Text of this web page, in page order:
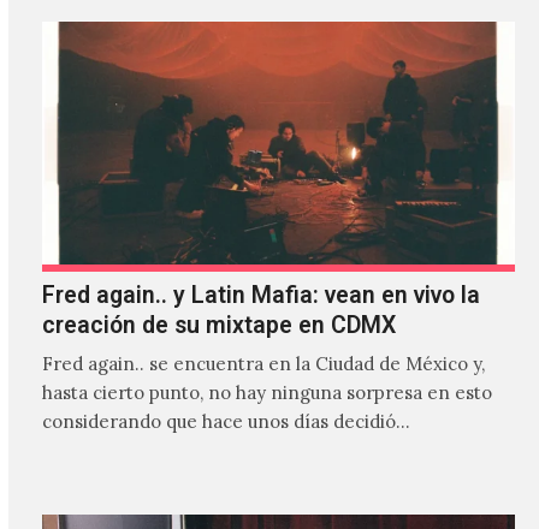
Fred again.. y Latin Mafia: vean en vivo la
creación de su mixtape en CDMX
Fred again.. se encuentra en la Ciudad de México y,
hasta cierto punto, no hay ninguna sorpresa en esto
considerando que hace unos días decidió…